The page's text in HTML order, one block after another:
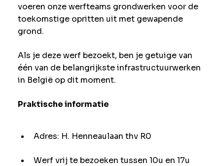
voeren onze werfteams grondwerken voor de
toekomstige opritten uit met gewapende
grond.
Als je deze werf bezoekt, ben je getuige van
één van de belangrijkste infrastructuurwerken
in België op dit moment.
Praktische informatie
Adres: H. Henneaulaan thv R0
Werf vrij te bezoeken tussen 10u en 17u